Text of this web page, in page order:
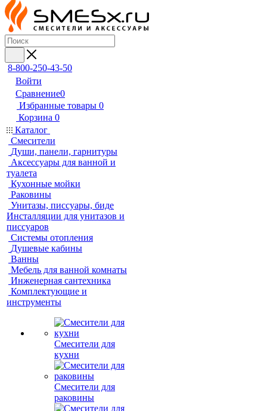
8-800-250-43-50
Войти
Сравнение0
Избранные товары 0
Корзина 0
Каталог
Смесители
Души, панели, гарнитуры
Аксессуары для ванной и
туалета
Кухонные мойки
Раковины
Унитазы, писсуары, биде
Инсталляции для унитазов и
писсуаров
Системы отопления
Душевые кабины
Ванны
Мебель для ванной комнаты
Инженерная сантехника
Комплектующие и
инструменты
Смесители для
кухни
Смесители для
раковины